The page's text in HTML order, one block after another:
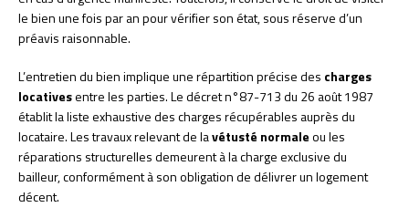
le bien une fois par an pour vérifier son état, sous réserve d’un
préavis raisonnable.
L’entretien du bien implique une répartition précise des charges
locativesentre les parties. Le décret n°87-713 du 26 août 1987
établit la liste exhaustive des charges récupérables auprès du
locataire. Les travaux relevant de lavétusté normaleou les
réparations structurelles demeurent à la charge exclusive du
bailleur, conformément à son obligation de délivrer un logement
décent.